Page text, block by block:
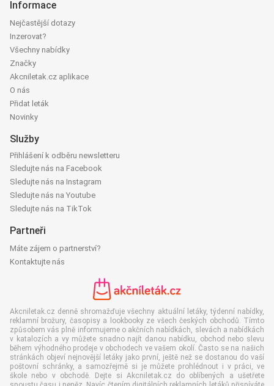
Informace
Nejčastější dotazy
Inzerovat?
Všechny nabídky
Značky
Akcniletak.cz aplikace
O nás
Přidat leták
Novinky
Služby
Přihlášení k odběru newsletteru
Sledujte nás na Facebook
Sledujte nás na Instagram
Sledujte nás na Youtube
Sledujte nás na TikTok
Partneři
Máte zájem o partnerství?
Kontaktujte nás
Akcniletak.cz denně shromažďuje všechny aktuální letáky, týdenní nabídky,
reklamní brožury, časopisy a lookbooky ze všech českých obchodů. Tímto
způsobem vás plně informujeme o akčních nabídkách, slevách a nabídkách
v katalozích a vy můžete snadno najít danou nabídku, obchod nebo slevu
během výhodného prodeje v obchodech ve vašem okolí. Často se na našich
stránkách objeví nejnovější letáky jako první, ještě než se dostanou do vaší
poštovní schránky, a samozřejmě si je můžete prohlédnout i v práci, ve
škole nebo v obchodě. Dejte si Akcniletak.cz do oblíbených a ušetřete